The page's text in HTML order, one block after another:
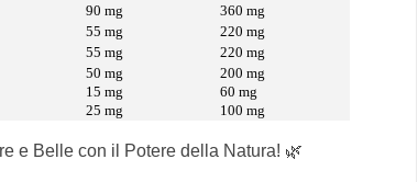
90 mg
360 mg
55 mg
220 mg
55 mg
220 mg
50 mg
15 mg
25 mg
200 mg
60 mg
100 mg
e Belle con il Potere della Natura! 🌿